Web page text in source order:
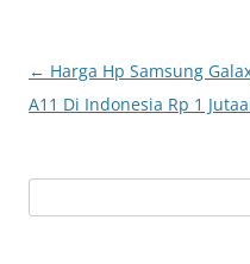
Navigasi
Tulisan
← Harga Hp Samsung
A11 Di Indonesia Rp 1
untuk: